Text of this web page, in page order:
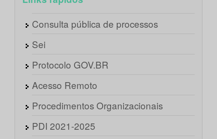
Consulta pública de processos
Sei
Protocolo GOV.BR
Acesso Remoto
Procedimentos Organizacionais
PDI 2021-2025